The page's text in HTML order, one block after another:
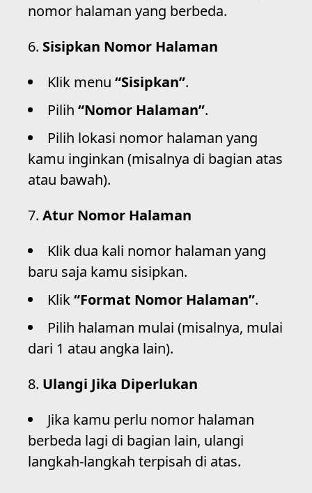
nomor halaman yang berbeda.
Sisipkan Nomor Halaman
Klik menu “Sisipkan”.
Pilih “Nomor Halaman”.
Pilih lokasi nomor halaman yang
kamu inginkan (misalnya di bagian atas
atau bawah).
Atur Nomor Halaman
Klik dua kali nomor halaman yang
baru saja kamu sisipkan.
Klik“Format Nomor Halaman”.
Pilih halaman mulai (misalnya, mulai
dari 1 atau angka lain).
Ulangi Jika Diperlukan
Jika kamu perlu nomor halaman
berbeda lagi di bagian lain, ulangi
langkah-langkah terpisah di atas.